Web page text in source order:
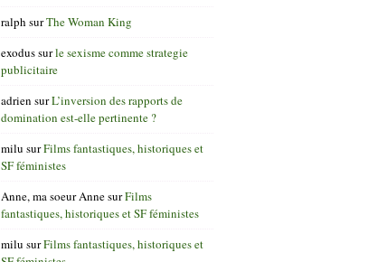
ralph surThe Woman King
exodussurle sexisme comme strategie
publicitaire
adrien surL’inversion des rapports de
domination est-elle pertinente ?
milu surFilms fantastiques, historiques et
SF féministes
Anne, ma soeur AnnesurFilms
fantastiques, historiques et SF féministes
milu surFilms fantastiques, historiques et